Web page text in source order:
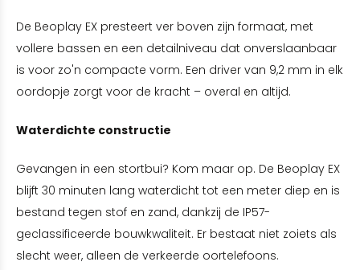
De Beoplay EX presteert ver boven zijn formaat, met
vollere bassen en een detailniveau dat onverslaanbaar
is voor zo'n compacte vorm. Een driver van 9,2 mm in elk
oordopje zorgt voor de kracht – overal en altijd.
Waterdichte constructie
Gevangen in een stortbui? Kom maar op. De Beoplay EX
blijft 30 minuten lang waterdicht tot een meter diep en is
bestand tegen stof en zand, dankzij de IP57-
geclassificeerde bouwkwaliteit. Er bestaat niet zoiets als
slecht weer, alleen de verkeerde oortelefoons.